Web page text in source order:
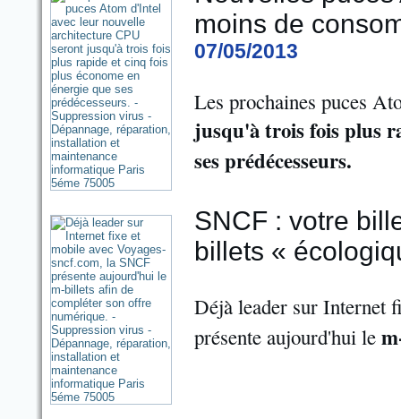
moins de
07/05/2013
Les prochaines puces
jusqu'à trois fois plus
ses prédécesseurs.
SNCF : votre
billets «
Déjà leader sur Internet
présente aujourd'hui le